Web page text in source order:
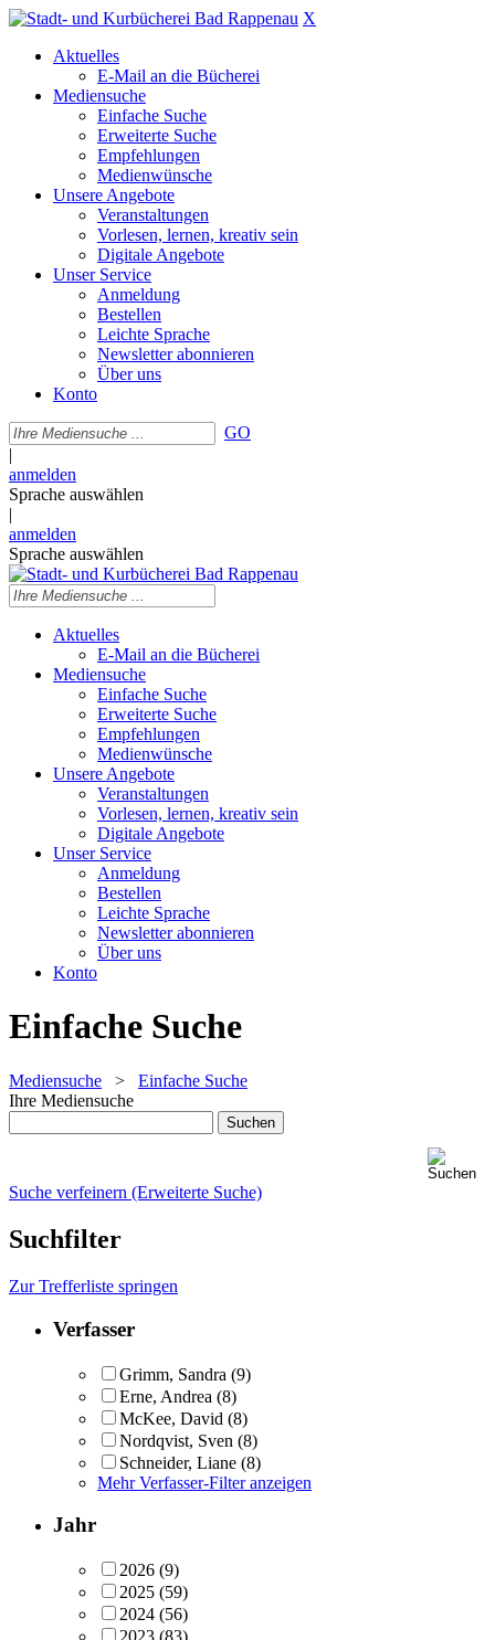
X
Aktuelles
E-Mail an die Bücherei
Mediensuche
Einfache Suche
Erweiterte Suche
Empfehlungen
Medienwünsche
Unsere Angebote
Veranstaltungen
Vorlesen, lernen, kreativ sein
Digitale Angebote
Unser Service
Anmeldung
Bestellen
Leichte Sprache
Newsletter abonnieren
Über uns
Konto
GO
|
anmelden
Sprache auswählen
|
anmelden
Sprache auswählen
Aktuelles
E-Mail an die Bücherei
Mediensuche
Einfache Suche
Erweiterte Suche
Empfehlungen
Medienwünsche
Unsere Angebote
Veranstaltungen
Vorlesen, lernen, kreativ sein
Digitale Angebote
Unser Service
Anmeldung
Bestellen
Leichte Sprache
Newsletter abonnieren
Über uns
Konto
Einfache Suche
Mediensuche > Einfache Suche
Ihre Mediensuche
Suche verfeinern (Erweiterte Suche)
Suchfilter
Zur Trefferliste springen
Verfasser
Grimm, Sandra (9)
Erne, Andrea (8)
McKee, David (8)
Nordqvist, Sven (8)
Schneider, Liane (8)
Mehr Verfasser-Filter anzeigen
Jahr
2026 (9)
2025 (59)
2024 (56)